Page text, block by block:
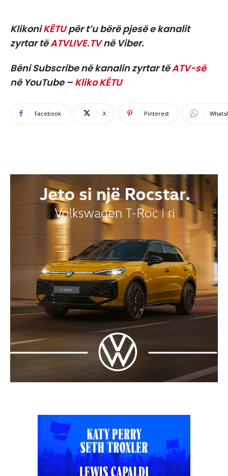
KlikoniKËTUpër t’u bërë pjesë e kanalit
zyrtar tëATVLIVE.TVnë Viber.
Bëni Subscribe në kanalin zyrtar tëATV-së
në YouTube – Kliko KËTU
Facebook X Pinterest